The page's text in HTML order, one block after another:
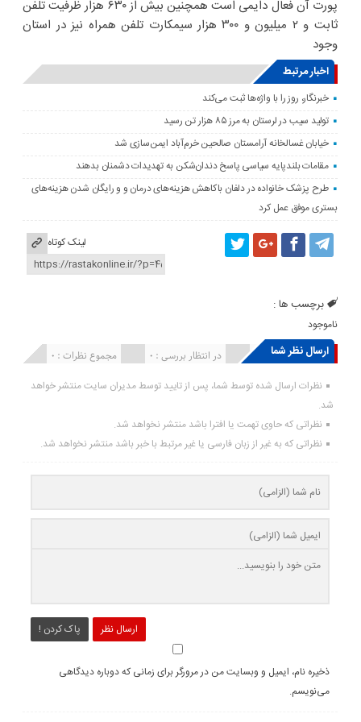
پورت آن فعال دایمی است همچنین بیش از ۶۳۰ هزار ظرفیت تلفن
ثابت و ۲ میلیون و ۳۰۰ هزار سیمکارت تلفن همراه نیز در استان
وجود
اخبار مرتبط
خبرنگار، روز را با واژه‌ها ثبت می‌کند
تولید سیب در لرستان به مرز ۸۵ هزار تن رسید
خیابان غسالخانه آرامستان صالحین خرم‌آباد ایمن‌سازی شد
مقامات بلندپایه سیاسی پاسخ دندان‌شکن به تهدیدات دشمنان بدهند
طرح پزشک خانواده در دلفان باکاهش هزینه‌های درمان و و رایگان شدن هزینه‌های
بستری موفق عمل کرد
لینک کوتاه
برچسب ها :
ناموجود
ارسال نظر شما مجموع نظرات : 0 در انتظار بررسی : 0 انتشار یافته : ۰
نظرات ارسال شده توسط شما، پس از تایید توسط مدیران سایت منتشر خواهد
شد.
نظراتی که حاوی تهمت یا افترا باشد منتشر نخواهد شد.
نظراتی که به غیر از زبان فارسی یا غیر مرتبط با خبر باشد منتشر نخواهد شد.
ارسال نظر پاک کردن !
ذخیره نام، ایمیل و وبسایت من در مرورگر برای زمانی که دوباره دیدگاهی
می‌نویسم.